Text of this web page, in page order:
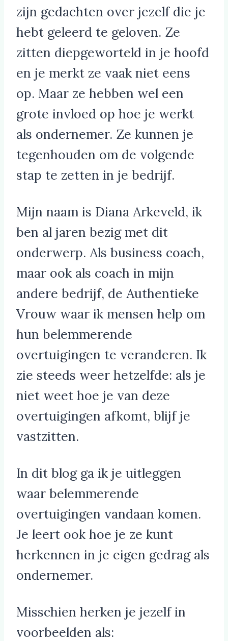
zijn gedachten over jezelf die je
hebt geleerd te geloven. Ze
zitten diepgeworteld in je hoofd
en je merkt ze vaak niet eens
op. Maar ze hebben wel een
grote invloed op hoe je werkt
als ondernemer. Ze kunnen je
tegenhouden om de volgende
stap te zetten in je bedrijf.
Mijn naam is Diana Arkeveld, ik
ben al jaren bezig met dit
onderwerp. Als business coach,
maar ook als coach in mijn
andere bedrijf, de Authentieke
Vrouw waar ik mensen help om
hun belemmerende
overtuigingen te veranderen. Ik
zie steeds weer hetzelfde: als je
niet weet hoe je van deze
overtuigingen afkomt, blijf je
vastzitten.
In dit blog ga ik je uitleggen
waar belemmerende
overtuigingen vandaan komen.
Je leert ook hoe je ze kunt
herkennen in je eigen gedrag als
ondernemer.
Misschien herken je jezelf in
voorbeelden als: